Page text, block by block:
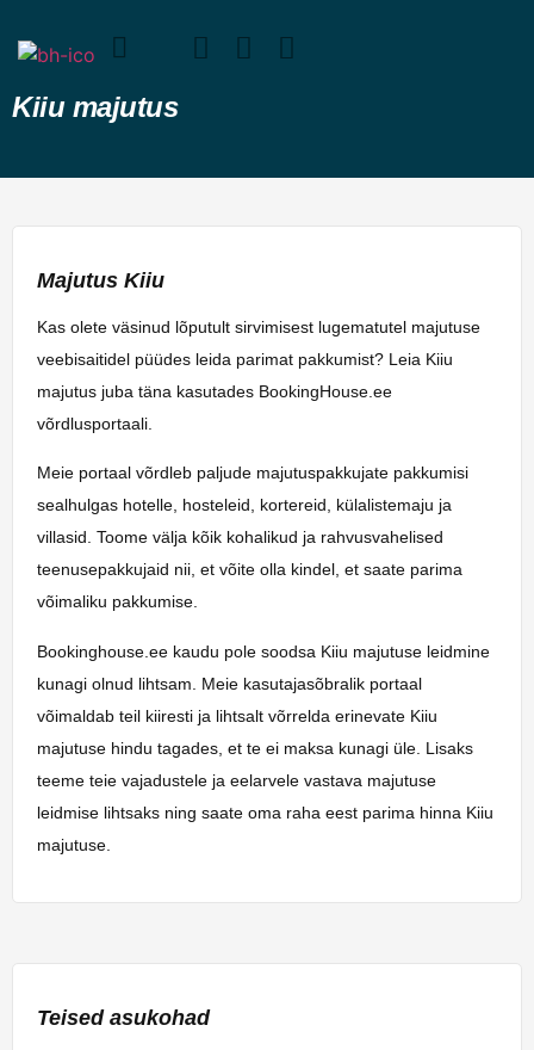
Kiiu majutus
Majutus Kiiu
Kas olete väsinud lõputult sirvimisest lugematutel majutuse
veebisaitidel püüdes leida parimat pakkumist? Leia Kiiu
majutus juba täna kasutades BookingHouse.ee
võrdlusportaali.
Meie portaal võrdleb paljude majutuspakkujate pakkumisi
sealhulgas hotelle, hosteleid, kortereid, külalistemaju ja
villasid. Toome välja kõik kohalikud ja rahvusvahelised
teenusepakkujaid nii, et võite olla kindel, et saate parima
võimaliku pakkumise.
Bookinghouse.ee kaudu pole soodsa Kiiu majutuse leidmine
kunagi olnud lihtsam. Meie kasutajasõbralik portaal
võimaldab teil kiiresti ja lihtsalt võrrelda erinevate Kiiu
majutuse hindu tagades, et te ei maksa kunagi üle. Lisaks
teeme teie vajadustele ja eelarvele vastava majutuse
leidmise lihtsaks ning saate oma raha eest parima hinna Kiiu
majutuse.
Teised asukohad